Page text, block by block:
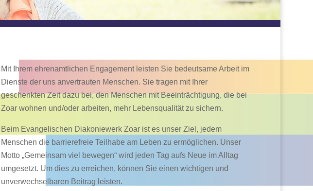
Mit Ihrem ehrenamtlichen Engagement leisten Sie bedeutsame Arbeit im
Dienste der uns anvertrauten Menschen. Sie tragen mit Ihrer
geschenkten Zeit dazu bei, den Menschen mit Beeinträchtigung, die bei
Zoar wohnen und/oder arbeiten, mehr Lebensqualität zu sichern.
Beim Evangelischen Diakoniewerk Zoar ist es unser Ziel, jedem
Menschen die barrierefreie Teilhabe am Leben zu ermöglichen. Unser
Motto „Gemeinsam viel bewegen“ wird jeden Tag aufs Neue im Alltag
umgesetzt. Um dies zu erreichen, können Sie einen wichtigen und
unverwechselbaren Beitrag leisten.